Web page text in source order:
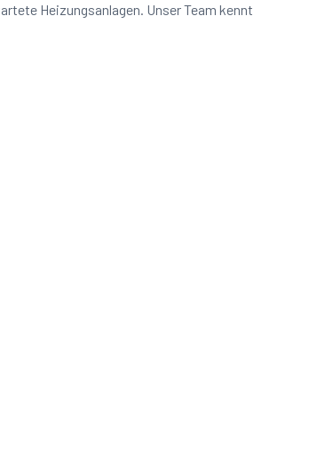
Heizungsanlagen. Unser Team kennt